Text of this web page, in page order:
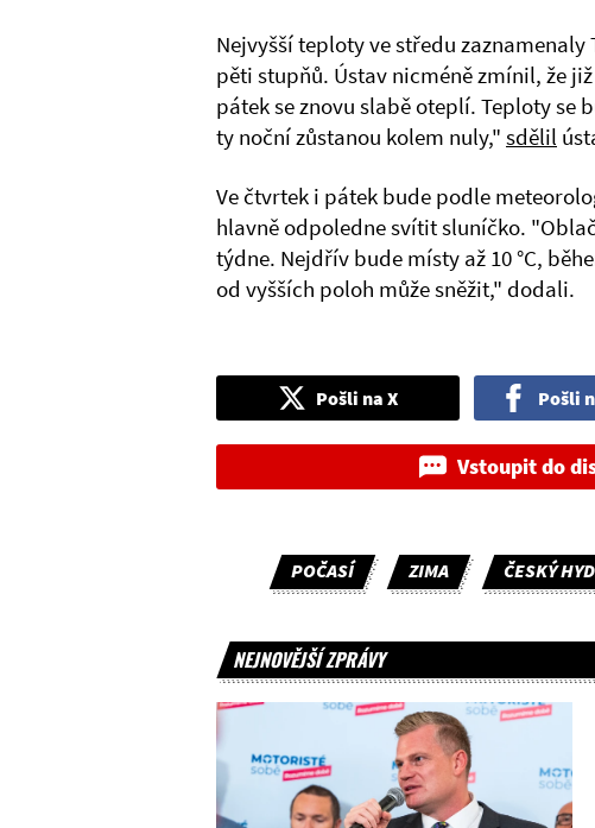
Nejvyšší teploty ve středu
pěti stupňů. Ústav nicméně zmínil, že
pátek se znovu slabě oteplí. Teploty se
ty noční zůstanou kolem nuly," sdělil
Ve čtvrtek i pátek bude podle
hlavně odpoledne svítit sluníčko.
týdne. Nejdřív bude místy až 10 °C,
od vyšších poloh může sněžit," dodali.
Pošli na X Pošli
Vstoupit do
POČASÍ ZIMA ČESKÝ
NEJNOVĚJŠÍ ZPRÁVY